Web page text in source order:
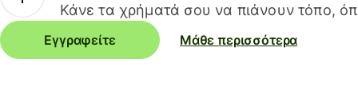
Κάνε τα χρήματά σου να πιάνουν τόπο,
Εγγραφείτε Μάθε περισσότερα